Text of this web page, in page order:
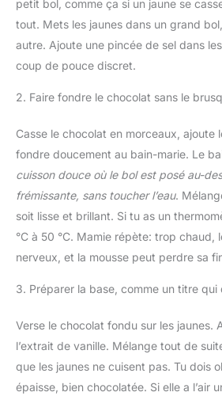
petit bol, comme ça si un jaune se
tout. Mets les jaunes dans un grand
autre. Ajoute une pincée de sel dans
coup de pouce discret.
2. Faire fondre le chocolat sans le
Casse le chocolat en morceaux, ajoute
fondre doucement au bain-marie. Le
cuisson douce où le bol est posé au-
frémissante, sans toucher l’eau.
soit lisse et brillant. Si tu as un
°C à 50 °C. Mamie répète: trop chaud,
nerveux, et la mousse peut perdre sa
3. Préparer la base, comme un titre qui
Verse le chocolat fondu sur les jaunes.
l’extrait de vanille. Mélange tout de
que les jaunes ne cuisent pas. Tu dois
épaisse, bien chocolatée. Si elle a l’air